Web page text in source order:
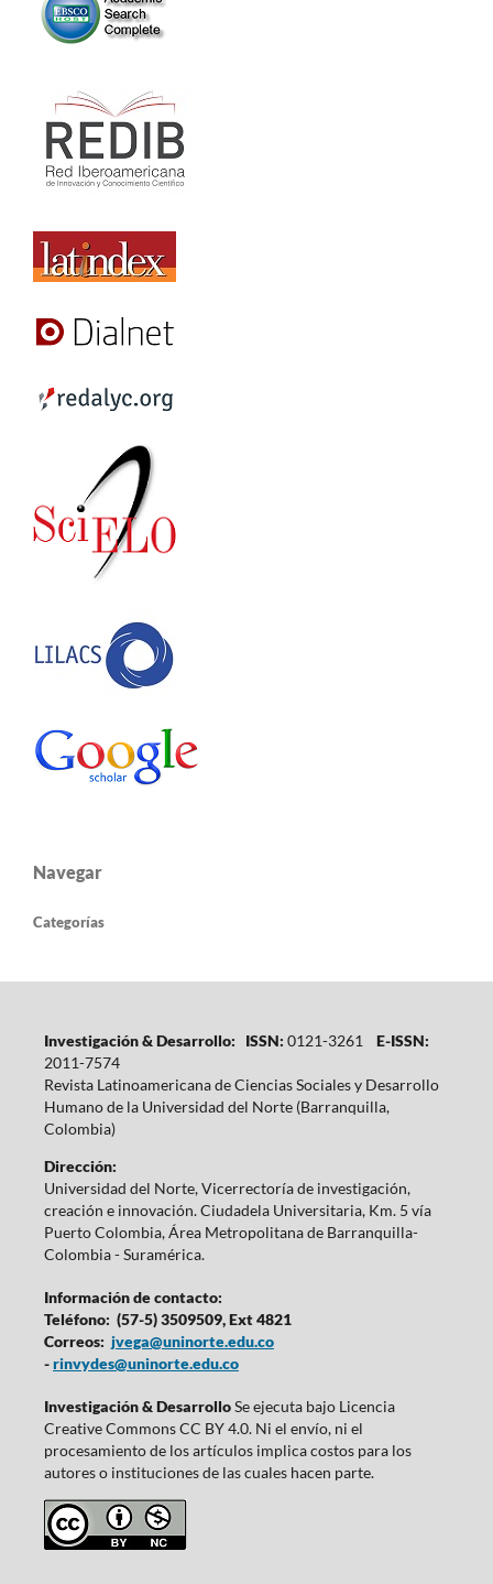
Navegar
Categorías
Investigación & Desarrollo: ISSN: 0121-3261
E-ISSN:
2011-7574
Revista Latinoamericana de Ciencias Sociales y Desarrollo
Humano de la Universidad del Norte (Barranquilla,
Colombia)
Dirección:
Universidad del Norte, Vicerrectoría de investigación,
creación e innovación. Ciudadela Universitaria, Km. 5 vía
Puerto Colombia, Área Metropolitana de Barranquilla-
Colombia - Suramérica.
Información de contacto:
Teléfono: (57-5) 3509509, Ext 4821
Correos: jvega@uninorte.edu.co
-rinvydes@uninorte.edu.co
Investigación & DesarrolloSe ejecuta bajo Licencia
Creative Commons CC BY 4.0. Ni el envío, ni el
procesamiento de los artículos implica costos para los
autores o instituciones de las cuales hacen parte.